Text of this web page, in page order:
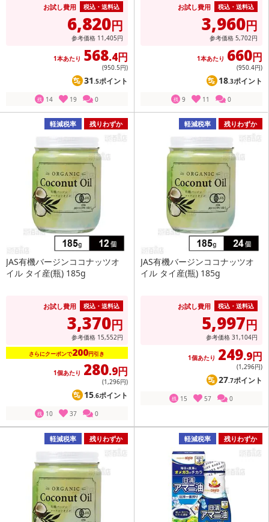
お試し費用 税込・送料込
6,820円
参考価格 11,405円
1本あたり 568.4円
(950.5円)
31.5ポイント
残 14 19 0
お試し費用 税込・送料込
3,960円
参考価格 5,702円
1本あたり 660円
(950.4円)
18.3ポイント
残 9 11 0
軽減税率 残りわずか
JAS有機バージンココナッツオ
イル タイ産(瓶) 185g
お試し費用 税込・送料込
3,370円
参考価格 15,552円
さらにクーポンで200円引き
1個あたり 280.9円
(1,296円)
15.6ポイント
残 10 37 0
軽減税率 残りわずか
JAS有機バージンココナッツオ
イル タイ産(瓶) 185g
お試し費用 税込・送料込
5,997円
参考価格 31,104円
1個あたり 249.9円
(1,296円)
27.7ポイント
残 15 57 0
軽減税率 残りわずか 軽減税率 残りわずか